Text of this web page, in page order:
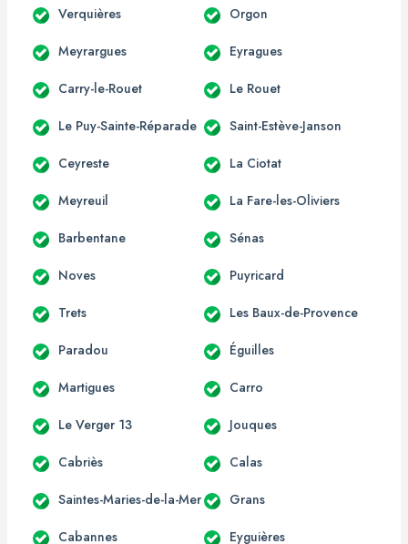
Verquières Orgon
Meyrargues Eyragues
Carry-le-Rouet Le Rouet
Le Puy-Sainte-Réparade Saint-Estève-Janson
Ceyreste La Ciotat
Meyreuil La Fare-les-Oliviers
Barbentane Sénas
Noves Puyricard
Trets Les Baux-de-Provence
Paradou Éguilles
Martigues Carro
Le Verger 13 Jouques
Cabriès Calas
Saintes-Maries-de-la-Mer Grans
Cabannes Eyguières